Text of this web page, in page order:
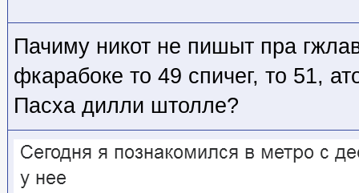
Пачиму никот не пишыт пра
фкарабоке то 49 спичег, то 51,
Пасха дилли штолле?